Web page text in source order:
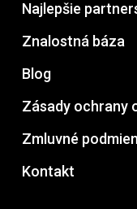
Najlepšie
Znalostná báza
Blog
Zásady ochrany
Zmluvné
Kontakt